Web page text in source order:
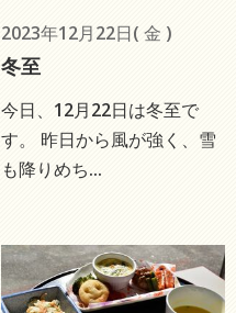
2023年12月22日( 金 )
冬至
今日、12月22日は冬至で
す。 昨日から風が強く、雪
も降りめち...